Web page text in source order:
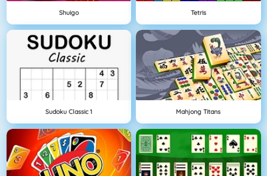
Shuigo Tetris
Sudoku Classic 1 Mahjong Titans